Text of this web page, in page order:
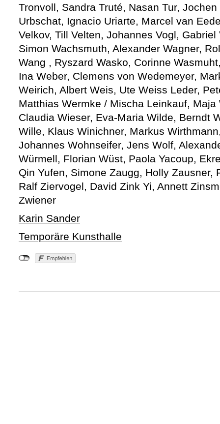
Tronvoll, Sandra Truté, Nasan Tur,
Urbschat, Ignacio Uriarte, Marcel van
Velkov, Till Velten, Johannes Vogl,
Simon Wachsmuth, Alexander Wagner,
Wang , Ryszard Wasko, Corinne
Ina Weber, Clemens von Wedemeyer,
Weirich, Albert Weis, Ute Weiss Leder,
Matthias Wermke / Mischa Leinkauf,
Claudia Wieser, Eva-Maria Wilde, Berndt
Wille, Klaus Winichner, Markus
Johannes Wohnseifer, Jens Wolf,
Würmell, Florian Wüst, Paola Yacoup,
Qin Yufen, Simone Zaugg, Holly Zausner,
Ralf Ziervogel, David Zink Yi, Annett
Zwiener
Karin Sander
Temporäre Kunsthalle